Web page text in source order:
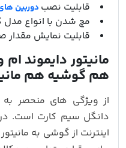
قابلیت نصب دوربین
مچ شدن با انواع
قابلیت نمایش
هم گوشیه هم
از ویژگی های منحصر
دانگل سیم کارت است. در
اینترنت از گوشی به